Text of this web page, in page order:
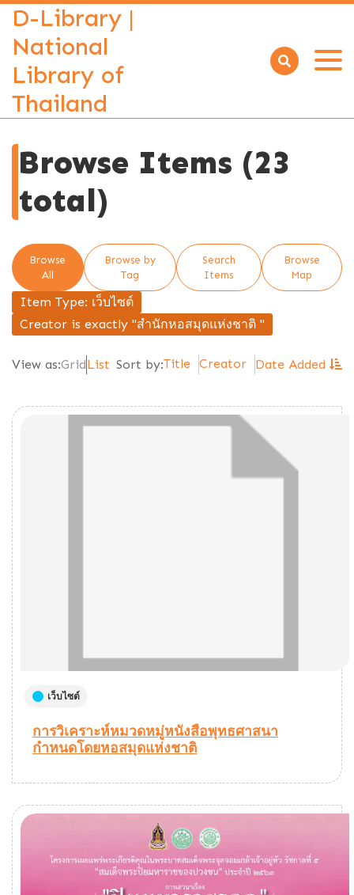
D-Library |
National
Library of
Thailand
Open
Browse Items (23
total)
Browse
All
Browse by
Tag
Search
Items
Browse
Map
Item Type: เว็บไซต์
Creator is exactly "สำนักหอสมุดแห่งชาติ "
View as:GridList Sort by:Title Creator Date Added
เว็บไซต์
การวิเคราะห์หมวดหมู่หนังสือพุทธศาสนา
กำหนดโดยหอสมุดแห่งชาติ